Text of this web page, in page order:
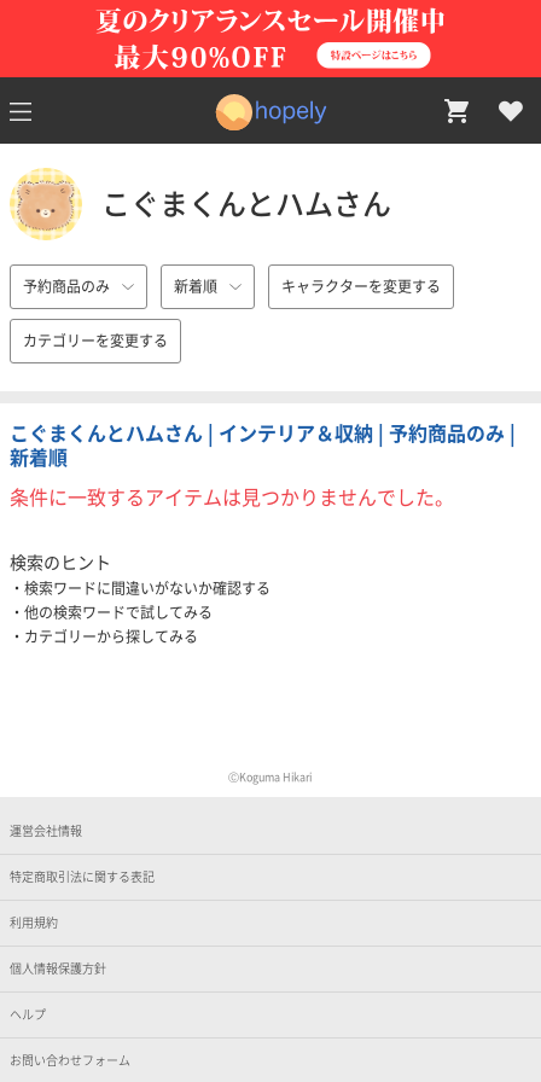
こぐまくんとハムさん
予約商品のみ 新着順 キャラクターを変更する
カテゴリーを変更する
こぐまくんとハムさん | インテリア＆収納 | 予約商品のみ |
新着順
条件に一致するアイテムは見つかりませんでした。
検索のヒント
検索ワードに間違いがないか確認する
他の検索ワードで試してみる
カテゴリーから探してみる
ⒸKoguma Hikari
運営会社情報
特定商取引法に関する表記
利用規約
個人情報保護方針
ヘルプ
お問い合わせフォーム